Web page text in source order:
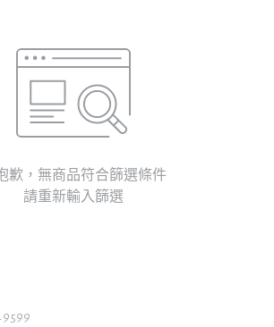
歉，無商品符合篩選條件
請重新輸入篩選